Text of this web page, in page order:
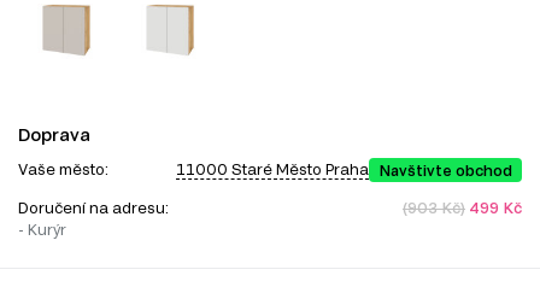
Doprava
Vaše město: 11000 Staré Město Praha Navštivte obchod
Doručení na adresu:
- Kurýr
(903 Kč) 499 Kč